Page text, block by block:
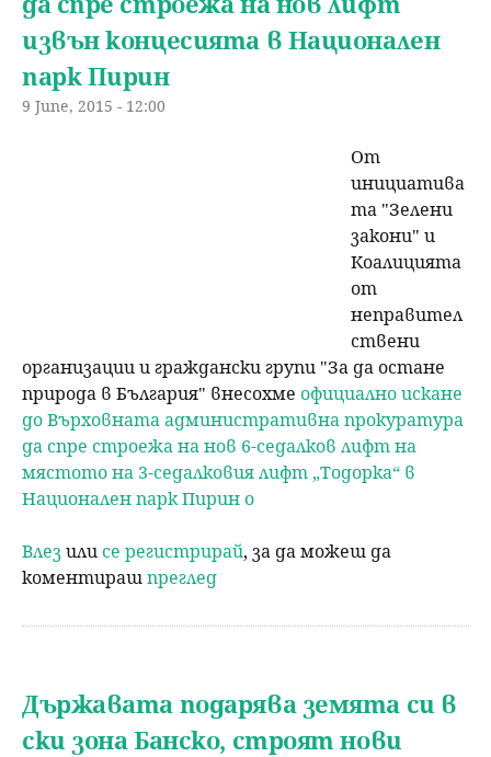
извън концесията в Национален
парк Пирин
9 June, 2015 - 12:00
От
инициатива
та "Зелени
закони" и
Коалицията
от
неправител
ствени
организации и граждански групи "За да остане
природа в България" внесохме официално искане
до Върховната административна прокуратура
да спре строежа на нов 6-седалков лифт на
мястото на 3-седалковия лифт „Тодорка“ в
Национален парк Пирин о
Влезили се регистрирай, за да можеш да
коментирашпреглед
Държавата подарява земята си в
ски зона Банско, строят нови